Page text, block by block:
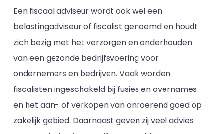
Een fiscaal adviseur wordt ook wel een
belastingadviseur of fiscalist genoemd en houdt
zich bezig met het verzorgen en onderhouden
van een gezonde bedrijfsvoering voor
ondernemers en bedrijven. Vaak worden
fiscalisten ingeschakeld bij fusies en overnames
en het aan- of verkopen van onroerend goed op
zakelijk gebied. Daarnaast geven zij veel advies